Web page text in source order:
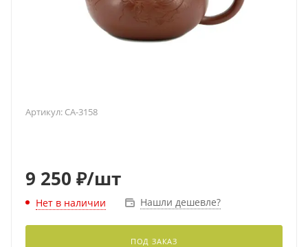
Артикул: CA-3158
9 250 ₽/шт
Нет в наличии Нашли дешевле?
ПОД ЗАКАЗ